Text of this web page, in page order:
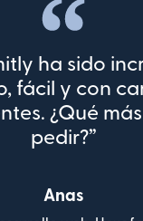
ha sido
fácil y con
¿Qué
pedir?”
Anas